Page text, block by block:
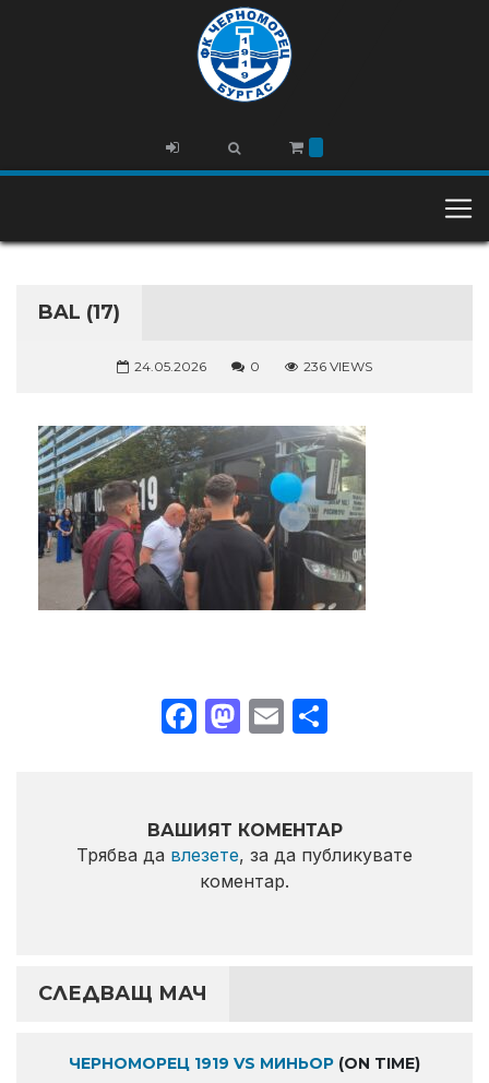
BAL (17)
24.05.2026 0 236 VIEWS
Facebook
Mastodon
Email
ВАШИЯТ КОМЕНТАР
Трябва да влезете, за да публикувате
коментар.
СЛЕДВАЩ МАЧ
ЧЕРНОМОРЕЦ 1919 VS МИНЬОР (ON TIME)